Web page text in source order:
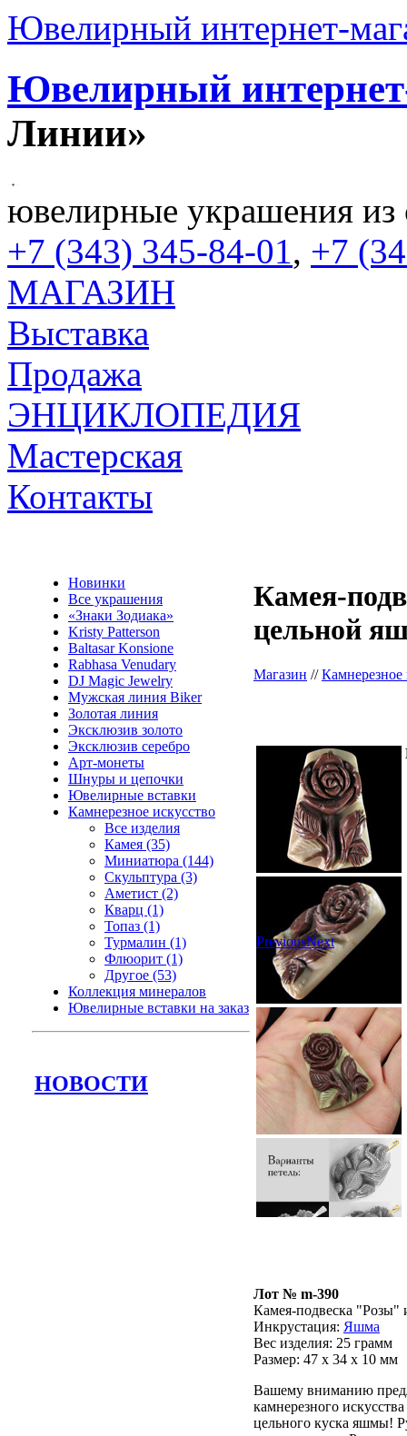
Ювелирный интернет-
Ювелирный
Линии»
ювелирные украшения из
+7 (343) 345-84-01, +7
МАГАЗИН
Выставка
Продажа
ЭНЦИКЛОПЕДИЯ
Мастерская
Контакты
Новинки
Все украшения
«Знаки Зодиака»
Kristy Patterson
Baltasar Konsione
Rabhasa Venudary
DJ Magic Jewelry
Мужская линия Biker
Золотая линия
Эксклюзив золото
Эксклюзив серебро
Арт-монеты
Шнуры и цепочки
Ювелирные вставки
Камнерезное искусство
Все изделия
Камея (35)
Миниатюра (144)
Скульптура (3)
Аметист (2)
Кварц (1)
Топаз (1)
Турмалин (1)
Флюорит (1)
Другое (53)
Коллекция минералов
Ювелирные вставки на заказ
НОВОСТИ
Камея-
цельной
Магазин //Камнерезное
PreviousNext
Лот № m-390
Камея-подвеска
Инкрустация: Яшма
Вес изделия: 25 грамм
Размер: 47 х 34 х 10 мм
Вашему вниманию
камнерезного
цельного куска яшмы!